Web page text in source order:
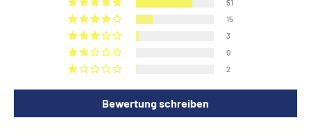
51
15
3
0
2
Bewertung schreiben